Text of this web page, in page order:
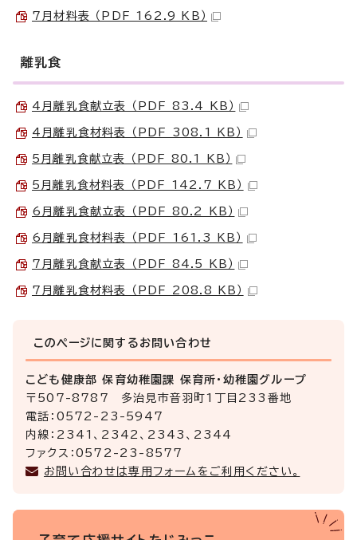
7月材料表 （PDF 162.9 KB）
離乳食
4月離乳食献立表 （PDF 83.4 KB）
4月離乳食材料表 （PDF 308.1 KB）
5月離乳食献立表 （PDF 80.1 KB）
5月離乳食材料表 （PDF 142.7 KB）
6月離乳食献立表 （PDF 80.2 KB）
6月離乳食材料表 （PDF 161.3 KB）
7月離乳食献立表 （PDF 84.5 KB）
7月離乳食材料表 （PDF 208.8 KB）
このページに関する お問い合わせ
こども健康部 保育幼稚園課 保育所・幼稚園グループ
〒507-8787 多治見市音羽町1丁目233番地
電話：0572-23-5947
内線：2341、2342、2343、2344
ファクス：0572-23-8577
お問い合わせは専用フォームをご利用ください。